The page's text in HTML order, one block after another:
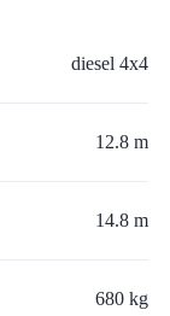
diesel 4x4
12.8 m
14.8 m
680 kg